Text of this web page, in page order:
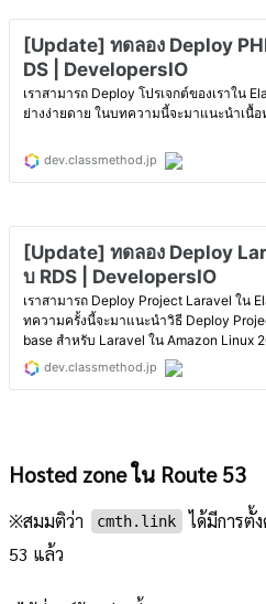
Hosted zone ใน Route 53
※สมมติว่า cmth.link
ได้มีการตั้
53 แล้ว